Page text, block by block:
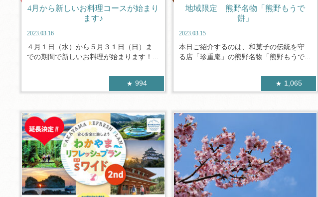
4月から新しいお料理コースが始まり
ます♪
2023.03.16
４月１日（水）から５月３１日（日）ま
での期間で新しいお料理が始まります！...
994
地域限定 熊野名物「熊野もうで
餅」
2023.03.15
本日ご紹介するのは、和菓子の伝統を守
る店「珍重庵」の熊野名物「熊野もうで...
1,065